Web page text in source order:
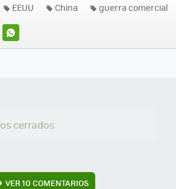
WHATSAPP
EEUU China guerra comercial
cerrados
VER10 COMENTARIOS